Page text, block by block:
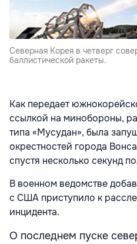
Северная Корея в четверг
баллистической ракеты.
Как передает
ссылкой на минобороны,
типа «Мусудан», была
окрестностей города
спустя несколько секунд
В военном ведомстве
с США приступило к
инцидента.
О последнем пуске